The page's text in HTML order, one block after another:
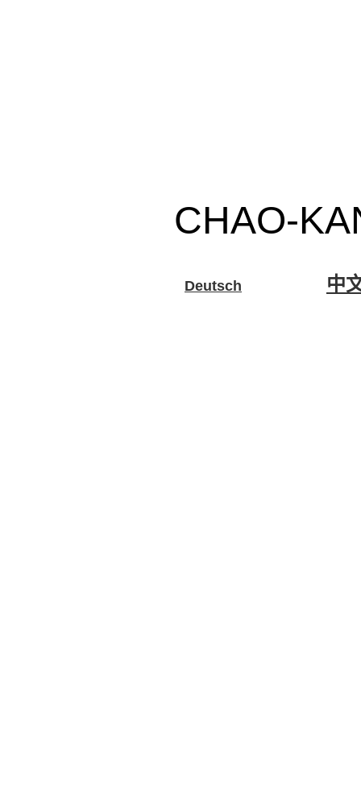
CHAO-
Deutsch 中